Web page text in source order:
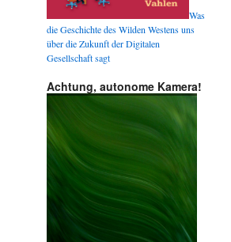
Was
die Geschichte des Wilden Westens uns
über die Zukunft der Digitalen
Gesellschaft sagt
Achtung, autonome Kamera!